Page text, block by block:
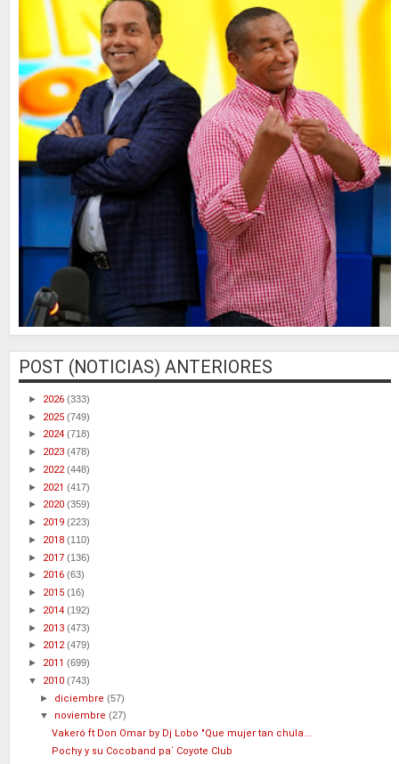
POST (NOTICIAS) ANTERIORES
► 2026 (333)
► 2025 (749)
► 2024 (718)
► 2023 (478)
► 2022(448)
► 2021 (417)
► 2020 (359)
► 2019 (223)
► 2018 (110)
► 2017 (136)
► 2016 (63)
► 2015 (16)
► 2014 (192)
► 2013 (473)
► 2012(479)
► 2011 (699)
▼ 2010 (743)
► diciembre(57)
▼ noviembre(27)
Vakeró ft Don Omar by Dj Lobo "Que mujer tan chula...
Pochy y su Cocoband pa´ Coyote Club